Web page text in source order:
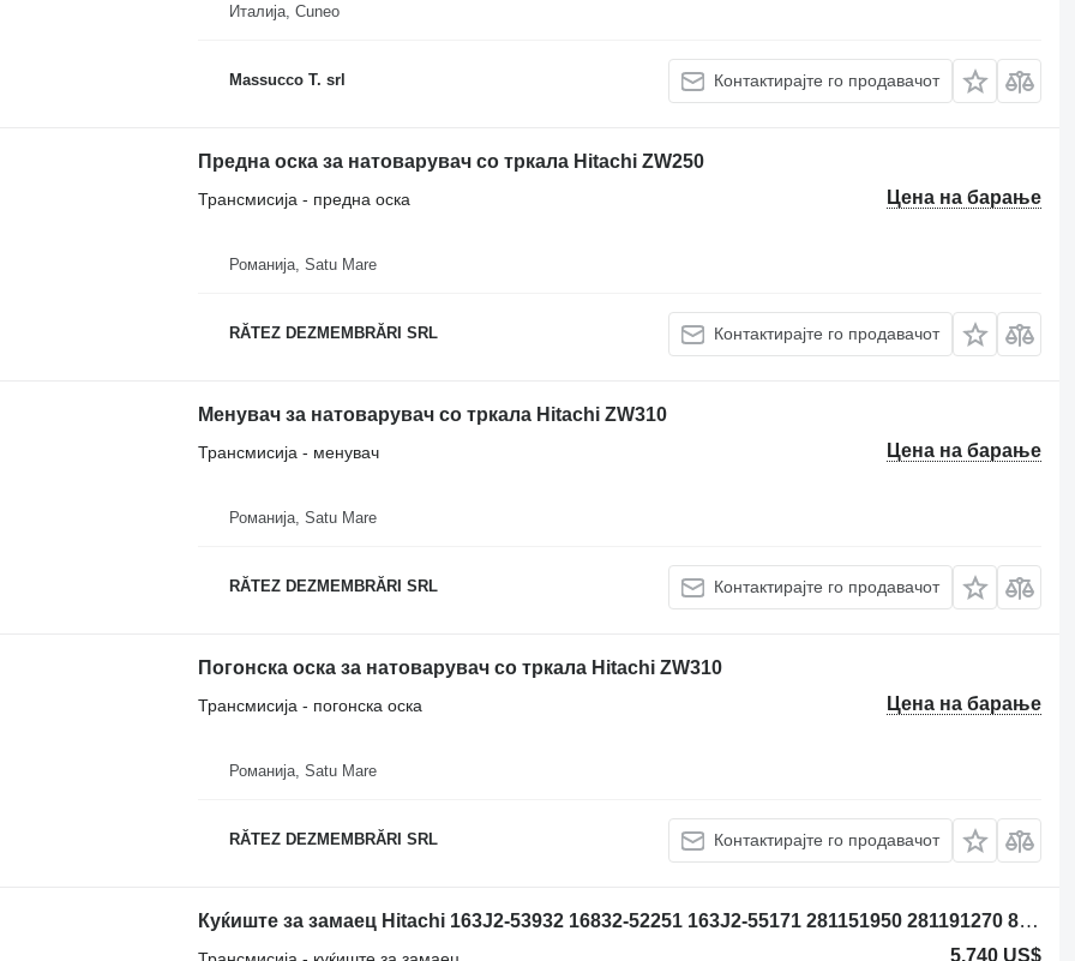
Италија, Cuneo
Massucco T. srl Контактирајте го продавачот
Предна оска за натоварувач со тркала Hitachi ZW250
Цена на барање
Трансмисија - предна оска
Романија, Satu Mare
RĂTEZ DEZMEMBRĂRI SRL Контактирајте го продавачот
Менувач за натоварувач со тркала Hitachi ZW310
Цена на барање
Трансмисија - менувач
Романија, Satu Mare
RĂTEZ DEZMEMBRĂRI SRL Контактирајте го продавачот
Погонска оска за натоварувач со тркала Hitachi ZW310
Цена на барање
Трансмисија - погонска оска
Романија, Satu Mare
RĂTEZ DEZMEMBRĂRI SRL Контактирајте го продавачот
Куќиште за замаец Hitachi 163J2-53932 16832-52251 163J2-55171 281151950 281191270 8980410660 8981660120 за натоварувач со тркала
5.740 US$